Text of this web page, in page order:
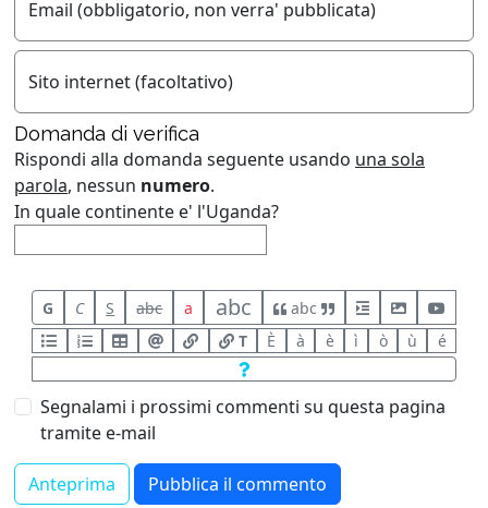
Email (obbligatorio, non verra' pubblicata)
Sito internet (facoltativo)
Domanda di verifica
Rispondi alla domanda seguente usando una sola
parola, nessun numero.
In quale continente e' l'Uganda?
G C S abc a abc
abc
T
È à è ì ò ù é
Segnalami i prossimi commenti su questa pagina
tramite e-mail